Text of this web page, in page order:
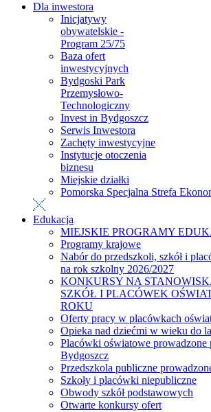
Dla inwestora
Inicjatywy
obywatelskie -
Program 25/75
Baza ofert
inwestycyjnych
Bydgoski Park
Przemysłowo-
Technologiczny
Invest in Bydgoszcz
Serwis Inwestora
Zachęty inwestycyjne
Instytucje otoczenia
biznesu
Miejskie działki
Pomorska Specjalna Strefa
Edukacja
MIEJSKIE PROGRAMY
Programy krajowe
Nabór do przedszkoli, szkół i
na rok szkolny 2026/2027
KONKURSY NA
SZKÓŁ I PLACÓWEK
ROKU
Oferty pracy w placówkach
Opieka nad dziećmi w wieku do
Placówki oświatowe prowadzone
Bydgoszcz
Przedszkola publiczne
Szkoły i placówki niepubliczne
Obwody szkół podstawowych
Otwarte konkursy ofert